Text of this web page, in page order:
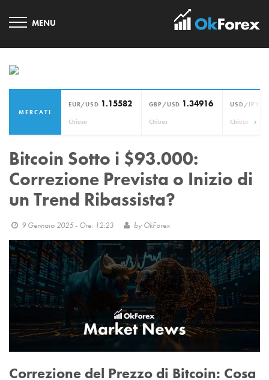
MERCATI
EUR/USD 1.15582
Chiuso
GBP/USD 1.34916
Chiuso
USD/JPY
Chiuso ›
Bitcoin Sotto i $93.000:
Correzione Prevista o Inizio di
un Trend Ribassista?
9 Gennaio 2025 - Ore: 12:23 by OkForex
Correzione del Prezzo di Bitcoin: Cosa